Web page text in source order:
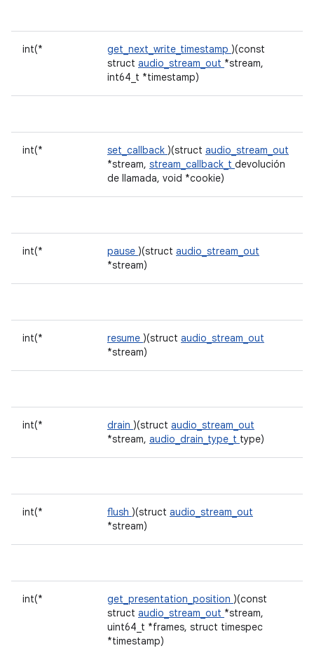
int(* get_next_write_timestamp )(const
struct audio_stream_out *stream,
int64_t *timestamp)
int(* set_callback )(struct audio_stream_out
*stream, stream_callback_t devolución
de llamada, void *cookie)
int(* pause )(struct audio_stream_out
*stream)
int(* resume )(struct audio_stream_out
*stream)
int(* drain )(struct audio_stream_out
*stream, audio_drain_type_t type)
int(* flush )(struct audio_stream_out
*stream)
int(* get_presentation_position )(const
struct audio_stream_out *stream,
uint64_t *frames, struct timespec
*timestamp)